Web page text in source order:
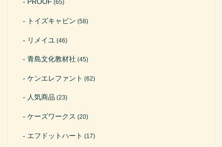
PROOF (65)
トイズキャビン (58)
リメイユ (46)
青島文化教材社 (45)
ケンエレファント (62)
人気商品 (23)
ケーズワークス (20)
エフドットハート (17)